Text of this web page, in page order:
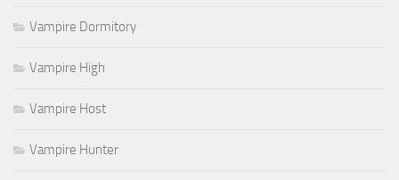
Vampire Dormitory
Vampire High
Vampire Host
Vampire Hunter